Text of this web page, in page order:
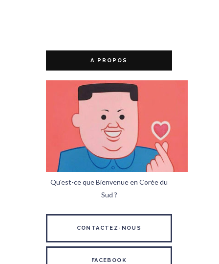
A PROPOS
Qu'est-ce que Bienvenue en Corée du
Sud ?
CONTACTEZ-NOUS
FACEBOOK